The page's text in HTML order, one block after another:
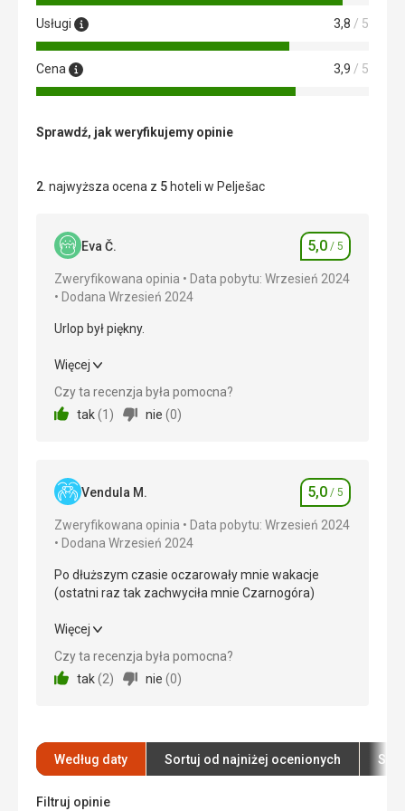
Usługi 3,8 / 5
Cena 3,9 / 5
Sprawdź, jak weryfikujemy opinie
2. najwyższa ocena z 5 hoteli w Pelješac
Eva Č. Ocena
5,0 / 5
Zweryfikowana opinia
Data pobytu: Wrzesień 2024
Dodana Wrzesień 2024
Urlop był piękny.
Urlop był piękny.
Wyżywienie
Usługi 5,0/ 5
Cena
Więcej
Czy ta recenzja była pomocna?
tak(1 ) nie (0)
Vendula M. Ocena
5,0 / 5
Zweryfikowana opinia
Data pobytu: Wrzesień 2024
Dodana Wrzesień 2024
Po dłuższym czasie oczarowały mnie wakacje
(ostatni raz tak zachwyciła mnie Czarnogóra)
Po dłuższym czasie oczarowały mnie wakacje
(ostatni raz tak zachwyciła mnie Czarnogóra)
Wyżywienie
Okolica 5,0/ 5
Więcej
Czy ta recenzja była pomocna?
tak(2) nie (0)
Według daty Sortuj od najniżej ocenionych
Filtruj opinie